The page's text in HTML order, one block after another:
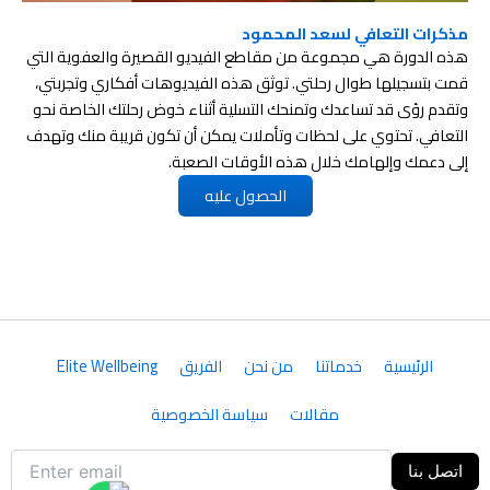
مذكرات التعافي لسعد المحمود
هذه الدورة هي مجموعة من مقاطع الفيديو القصيرة والعفوية التي
قمت بتسجيلها طوال رحلتي. توثق هذه الفيديوهات أفكاري وتجربتي،
وتقدم رؤى قد تساعدك وتمنحك التسلية أثناء خوض رحلتك الخاصة نحو
التعافي. تحتوي على لحظات وتأملات يمكن أن تكون قريبة منك وتهدف
إلى دعمك وإلهامك خلال هذه الأوقات الصعبة.
الحصول عليه
الرئيسية خدماتنا من نحن الفريق
Elite Wellbeing
مقالات
سياسة الخصوصية